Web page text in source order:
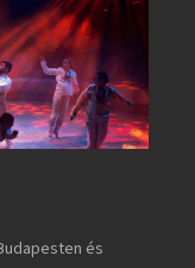
és